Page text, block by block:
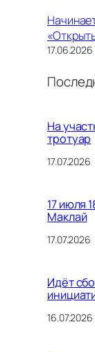
17.06.2026
На
тротуар
17.07.2026
17 июля
Маклай
17.07.2026
Идёт
16.07.2026